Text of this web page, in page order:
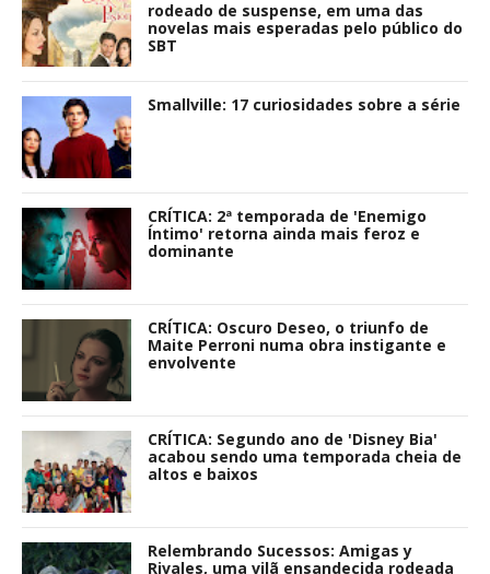
rodeado de suspense, em uma das
novelas mais esperadas pelo público do
SBT
Smallville: 17 curiosidades sobre a série
CRÍTICA: 2ª temporada de 'Enemigo
Íntimo' retorna ainda mais feroz e
dominante
CRÍTICA: Oscuro Deseo, o triunfo de
Maite Perroni numa obra instigante e
envolvente
CRÍTICA: Segundo ano de 'Disney Bia'
acabou sendo uma temporada cheia de
altos e baixos
Relembrando Sucessos: Amigas y
Rivales, uma vilã ensandecida rodeada